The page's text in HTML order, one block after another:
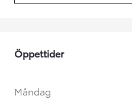
Öppettider
Måndag